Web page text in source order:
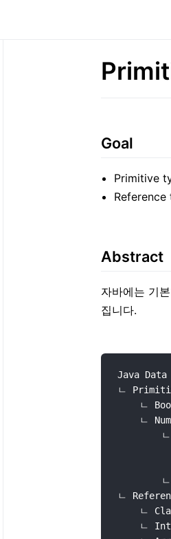
Goal
Primitive
Reference
Abstract
자바에는 기
집니다.
Java Data
ㄴ
ㄴ
ㄴ
ㄴ
ㄴ
ㄴ